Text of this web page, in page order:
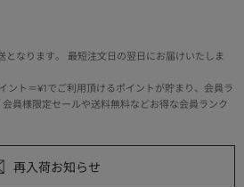
となります。 最短注文日の翌日にお届けいたしま
ント＝¥1でご利用頂けるポイントが貯まり、会員ラ
員様限定セールや送料無料などお得な会員ランク